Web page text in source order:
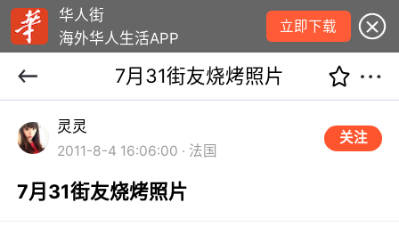
华人街
海外华人生活APP
立即下载
7月31街友烧烤照片
灵灵
2011-8-4 16:06:00 · 法国
关注
7月31街友烧烤照片